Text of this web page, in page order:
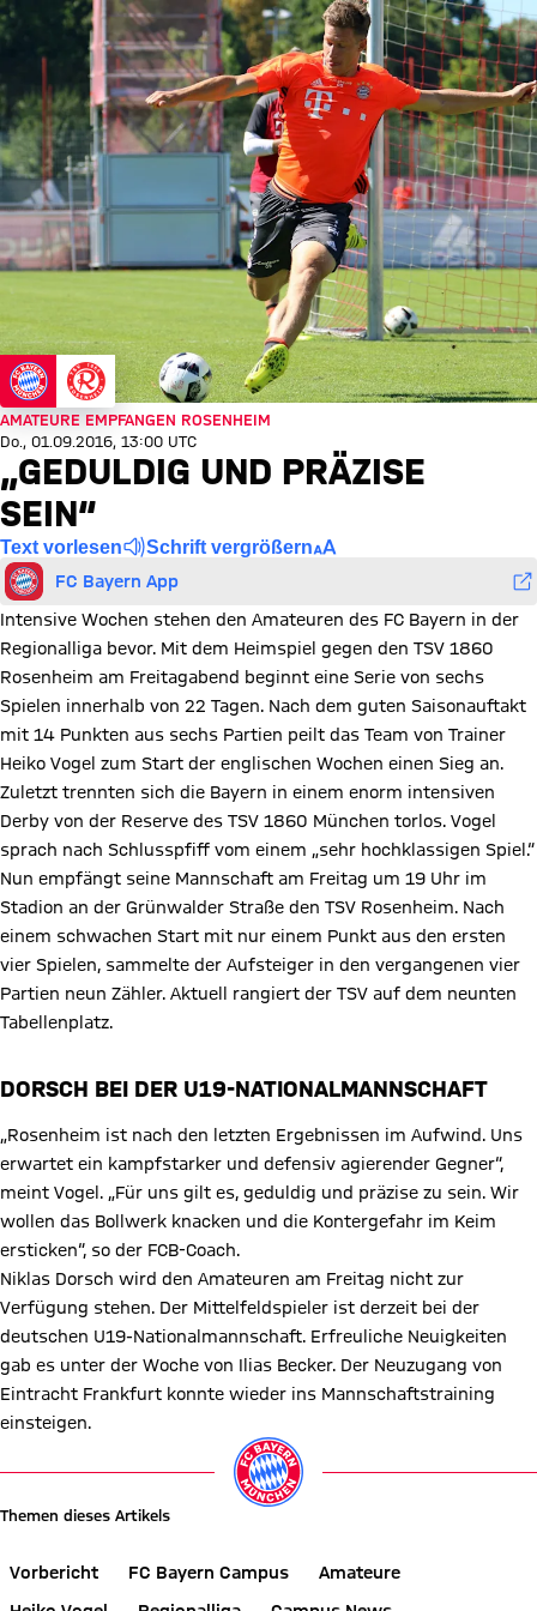
AMATEURE EMPFANGEN ROSENHEIM
Do., 01.09.2016, 13:00 UTC
„GEDULDIG UND PRÄZISE
SEIN“
Text vorlesen Schrift vergrößern
FC Bayern App
Intensive Wochen stehen den Amateuren des FC Bayern in der
Regionalliga bevor. Mit dem Heimspiel gegen den TSV 1860
Rosenheim am Freitagabend beginnt eine Serie von sechs
Spielen innerhalb von 22 Tagen. Nach dem guten Saisonauftakt
mit 14 Punkten aus sechs Partien peilt das Team von Trainer
Heiko Vogel zum Start der englischen Wochen einen Sieg an.
Zuletzt trennten sich die Bayern in einem enorm intensiven
Derby von der Reserve des TSV 1860 München torlos. Vogel
sprach nach Schlusspfiff vom einem „sehr hochklassigen Spiel.“
Nun empfängt seine Mannschaft am Freitag um 19 Uhr im
Stadion an der Grünwalder Straße den TSV Rosenheim. Nach
einem schwachen Start mit nur einem Punkt aus den ersten
vier Spielen, sammelte der Aufsteiger in den vergangenen vier
Partien neun Zähler. Aktuell rangiert der TSV auf dem neunten
Tabellenplatz.
DORSCH BEI DER U19-NATIONALMANNSCHAFT
„Rosenheim ist nach den letzten Ergebnissen im Aufwind. Uns
erwartet ein kampfstarker und defensiv agierender Gegner“,
meint Vogel. „Für uns gilt es, geduldig und präzise zu sein. Wir
wollen das Bollwerk knacken und die Kontergefahr im Keim
ersticken“, so der FCB-Coach.
Niklas Dorsch wird den Amateuren am Freitag nicht zur
Verfügung stehen. Der Mittelfeldspieler ist derzeit bei der
deutschen U19-Nationalmannschaft. Erfreuliche Neuigkeiten
gab es unter der Woche von Ilias Becker. Der Neuzugang von
Eintracht Frankfurt konnte wieder ins Mannschaftstraining
einsteigen.
Themen dieses Artikels
Vorbericht FC Bayern Campus
Amateure